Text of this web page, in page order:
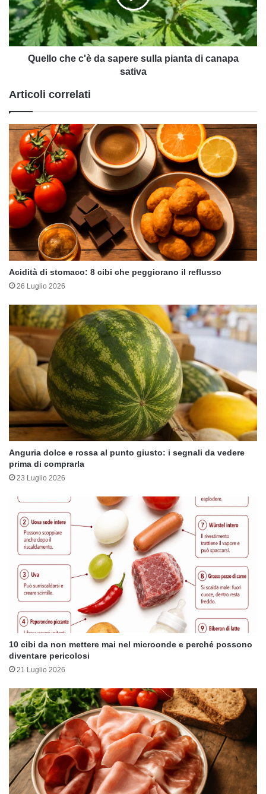
sulla
pianta
di
canapa
sativaQuello che c'è da sapere sulla pianta di canapa
sativa
Articoli correlati
Acidità di stomaco: 8 cibi che peggiorano il reflusso
26 Luglio 2026
Anguria dolce e rossa al punto giusto: i segnali da vedere
prima di comprarla
23 Luglio 2026
10 cibi da non mettere mai nel microonde e perché possono
diventare pericolosi
21 Luglio 2026